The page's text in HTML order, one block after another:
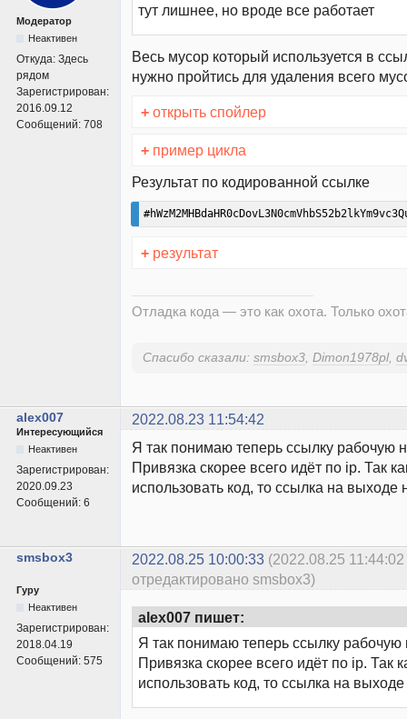
Модератор
Неактивен
Откуда: Здесь
рядом
Зарегистрирован:
2016.09.12
Сообщений: 708
тут лишнее, но вроде все работает
Весь мусор который используется в
нужно пройтись для удаления всего
+ открыть спойлер
+ пример цикла
Результат по кодированной ссылке
+ результат
Отладка кода — это как охота. Только
Спасибо сказали: smsbox3 Dimon1978pl,
alex007 2022.08.23 11:54:42
Интересующийся
Неактивен
Зарегистрирован:
2020.09.23
Сообщений: 6
Я так понимаю теперь ссылку рабочую
Привязка скорее всего идёт по ip. Так
использовать код, то ссылка на выходе
smsbox3 2022.08.25 10:00:33 (2022.08.25 11:44:02
отредактировано smsbox3)
Гуру
Неактивен
Зарегистрирован:
2018.04.19
Сообщений: 575
alex007 пишет:
Я так понимаю теперь ссылку рабочую
Привязка скорее всего идёт по ip. Так
использовать код, то ссылка на